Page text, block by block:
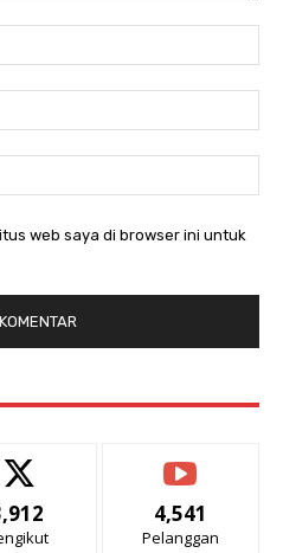
web saya di browser ini untuk
4,541
Pelanggan